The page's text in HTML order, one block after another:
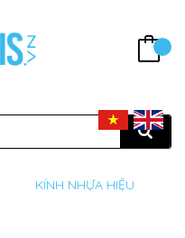
KÍNH NHỰA HIỆU